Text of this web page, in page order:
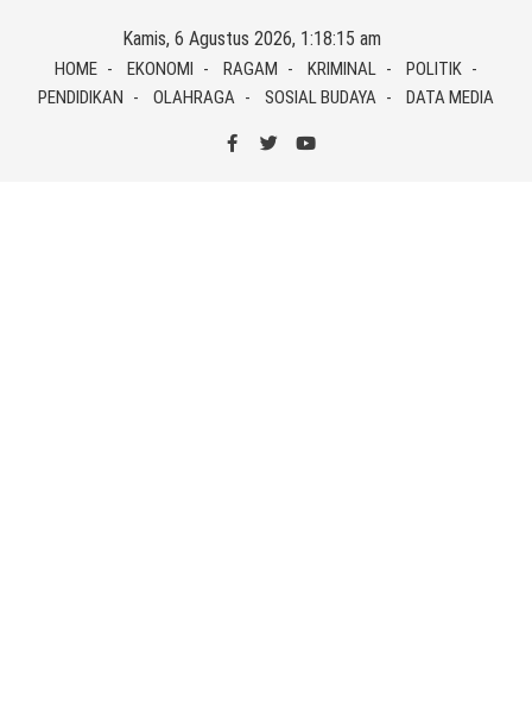
content
Kamis, 6 Agustus 2026, 1:18:15 am
HOME EKONOMI RAGAM KRIMINAL
POLITIK
PENDIDIKAN
OLAHRAGA SOSIAL BUDAYA DATA MEDIA